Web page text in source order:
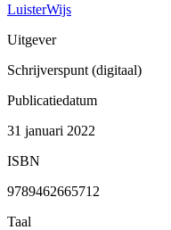
LuisterWijs
Uitgever
Schrijverspunt (digitaal)
Publicatiedatum
31 januari 2022
ISBN
9789462665712
Taal